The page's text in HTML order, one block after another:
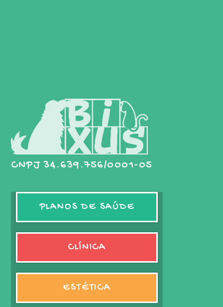
CNPJ 34.639.756/0001-05
PLANOS DE SAÚDE
CLÍNICA
ESTÉTICA